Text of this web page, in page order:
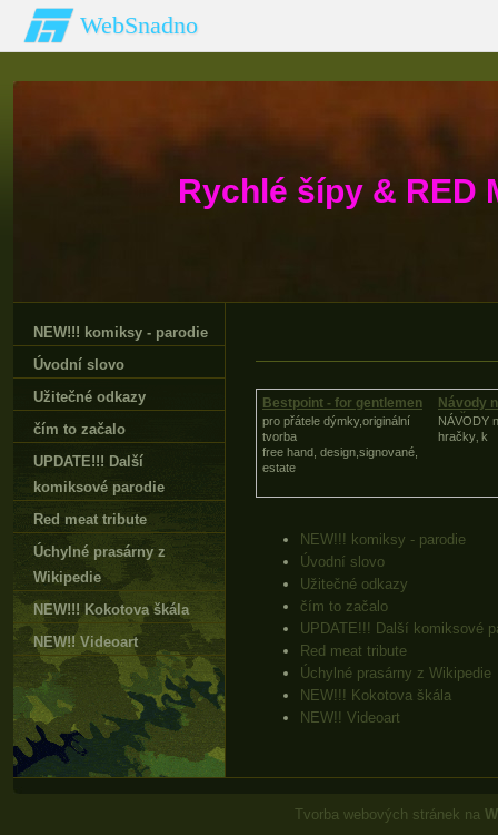
WebSnadno
Rychlé šípy & RED
Bestpoint - for gentlemen
pro přátele dýmky,originální
tvorba
free hand, design,signované,
estate
Návody
hračk
NÁVODY
hračky‚ k
NEW!!! komiksy - parodie
Úvodní slovo
Užitečné odkazy
čím to začalo
UPDATE!!! Další komiksové
Red meat tribute
Úchylné prasárny z Wikipedie
NEW!!! Kokotova škála
NEW!! Videoart
NEW!!! komiksy - parodie
Úvodní slovo
Užitečné odkazy
čím to začalo
UPDATE!!! Další
komiksové parodie
Red meat tribute
Úchylné prasárny z
Wikipedie
NEW!!! Kokotova škála
NEW!! Videoart
Tvorba webových stránek na